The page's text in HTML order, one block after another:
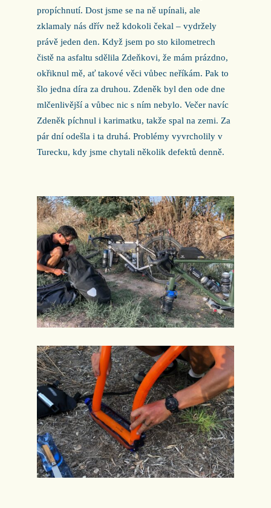
propíchnutí. Dost jsme se na ně upínali, ale
zklamaly nás dřív než kdokoli čekal – vydržely
právě jeden den. Když jsem po sto kilometrech
čistě na asfaltu sdělila Zdeňkovi, že mám prázdno,
okřiknul mě, ať takové věci vůbec neříkám. Pak to
šlo jedna díra za druhou. Zdeněk byl den ode dne
mlčenlivější a vůbec nic s ním nebylo. Večer navíc
Zdeněk píchnul i karimatku, takže spal na zemi. Za
pár dní odešla i ta druhá. Problémy vyvrcholily v
Turecku, kdy jsme chytali několik defektů denně.